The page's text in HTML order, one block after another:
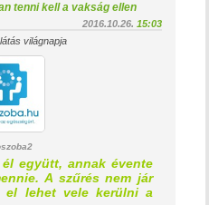
tenni kell a vakság ellen
2016.10.26. 15:03
látás világnapja
együtt, annak évente
A szűrés nem jár
el lehet vele kerülni a